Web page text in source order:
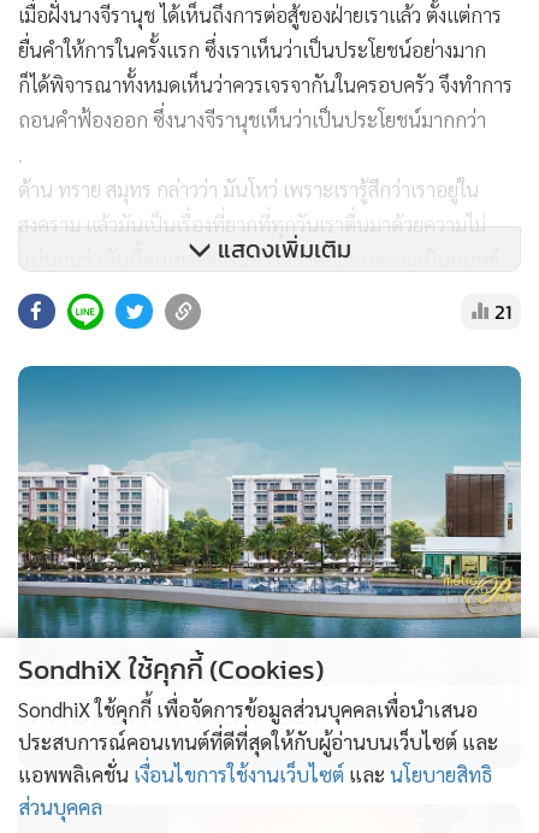
เมื่อฝั่งนางจีรานุช ได้เห็นถึงการต่อสู้ของฝ่ายเราแล้ว ตั้งแต่การ
ยื่นคำให้การในครั้งแรก ซึ่งเราเห็นว่าเป็นประโยชน์อย่างมาก
ก็ได้พิจารณาทั้งหมดเห็นว่าควรเจรจากันในครอบครัว จึงทำการ
ถอนคำฟ้องออก ซึ่งนางจีรานุชเห็นว่าเป็นประโยชน์มากกว่า
.
ด้าน ทราย สมุทร กล่าวว่า มันโหว่ เพราะเรารู้สึกว่าเราอยู่ใน
สงคราม แล้วมันเป็นเรื่องที่ยากที่ทุกวันเราตื่นมาด้วยความไม่
แน่นอนว่า วันนี้คนเขาจะเห็นความสำคัญของความเป็นมนุษย์
ของเราหรือเปล่า นั่นคือสิ่งที่มันยาก ทุกวันในสองเดือนที่ผ่านมา
มันคือการตั้งคำถามว่าเราจะต้องสู้เพื่อความเป็นมนุษย์ของเรา
อีกกี่ครั้ง เหมือนที่ทรายเล่าตอนแรกเราก็พูดออกมาแล้ว ฝั่งโน้น
เขาก็ปล่อยเทปปฎิเสธ นั่นคือการตัดความเป็นมนุษย์ของเรา เรา
ออกมาพูดในรายการโหนกระแสด้วยนั่น พนักงานองค์กรออกมา
ว่าเรา คือทุกวันทรายต้องสู้เพื่อความเป็นมนุษย์ของตัวเอง เพื่อ
จะเป็นมนุษย์คนธรรมดาเหมือนทุกคนในสังคม ต้นทุนของทราย
ทรายอาจจะโชคดีในเรื่องศักยภาพ ความสามารถ แต่ความเป็น
มนุษย์ของทราย มันอยู่ในนรกมาตลอด เลยมันยาก และถ้าเกิด
เรื่องนี้จบ ทรายคงต้องใช้เวลาอีกนานที่จะบำบัดตัวเองเกี่ยวกับ
เรื่องแบบนี้ ก็คงไปสู้เรื่องทับลาน เรื่องสิ่งแวดล้อมต่างๆ ให้มันฮีล
ใจตัวเอง
.
ทรายอยากขอบคุณทุกคน ถ้าเกิดไม่ว่าพรุ่งนี้ทรายจะเป็นอะไร
หรือทรายตายไป หรืออย่างไร วันนี้ทุกคนในสังคมให้ทราย ในสิ่ง
ที่มันมากกว่าสิ่งที่เด็กคนหนึ่งจะขอได้ คือเรารู้สึกว่าทุกที่ที่เราไป
แสดงเพิ่มเติม
21
PROPERTY PERFECT -the Lake
SondhiX ใช้คุกกี้ (Cookies)
SondhiX ใช้คุกกี้ เพื่อจัดการข้อมูลส่วนบุคคลเพื่อนำเสนอ
ประสบการณ์คอนเทนต์ที่ดีที่สุดให้กับผู้อ่านบนเว็บไซต์ และ
แอพพลิเคชั่น เงื่อนไขการใช้งานเว็บไซต์ และ นโยบายสิทธิ
ส่วนบุคคล